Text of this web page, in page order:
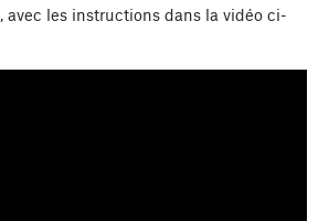
, avec les instructions dans la vidéo ci-